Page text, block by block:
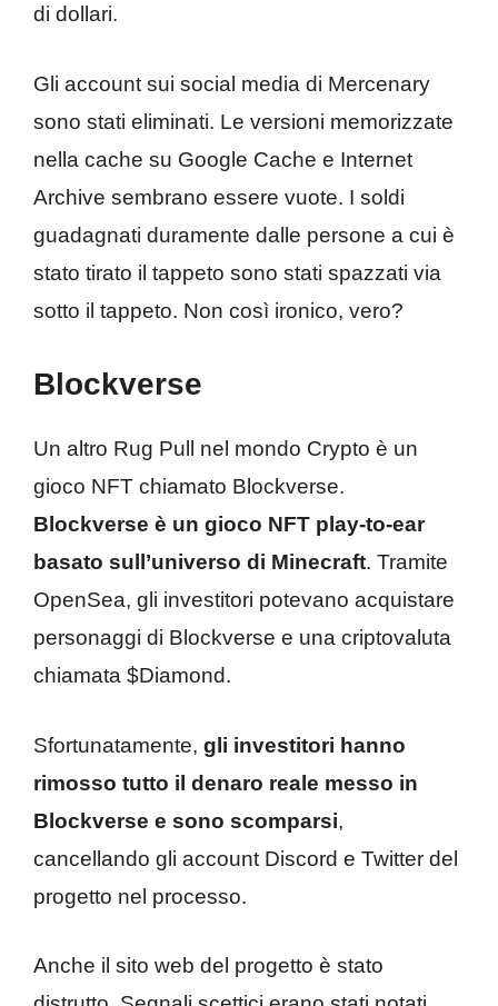
di dollari.
Gli account sui social media di Mercenary
sono stati eliminati. Le versioni memorizzate
nella cache su Google Cache e Internet
Archive sembrano essere vuote. I soldi
guadagnati duramente dalle persone a cui è
stato tirato il tappeto sono stati spazzati via
sotto il tappeto. Non così ironico, vero?
Blockverse
Un altro Rug Pull nel mondo Crypto è un
gioco NFT chiamato Blockverse.
Blockverse è un gioco NFT play-to-ear
basato sull’universo di Minecraft. Tramite
OpenSea, gli investitori potevano acquistare
personaggi di Blockverse e una criptovaluta
chiamata $Diamond.
Sfortunatamente, gli investitori hanno
rimosso tutto il denaro reale messo in
Blockverse e sono scomparsi,
cancellando gli account Discord e Twitter del
progetto nel processo.
Anche il sito web del progetto è stato